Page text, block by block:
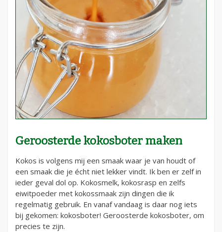
Geroosterde kokosboter maken
Kokos is volgens mij een smaak waar je van houdt of
een smaak die je écht niet lekker vindt. Ik ben er zelf in
ieder geval dol op. Kokosmelk, kokosrasp en zelfs
eiwitpoeder met kokossmaak zijn dingen die ik
regelmatig gebruik. En vanaf vandaag is daar nog iets
bij gekomen: kokosboter! Geroosterde kokosboter, om
precies te zijn.